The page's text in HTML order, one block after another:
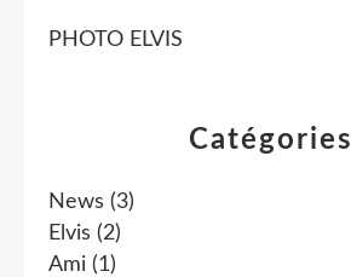
Catégories
News (3)
Elvis (2)
Ami (1)
PHOTO ELVIS